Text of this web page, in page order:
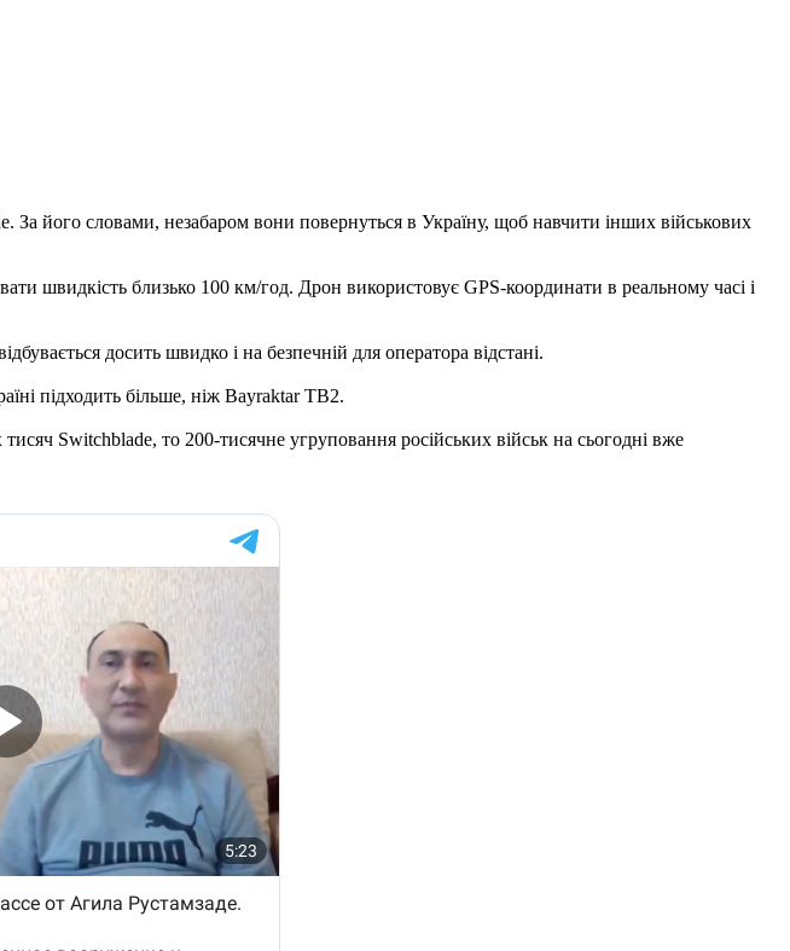
За його словами, незабаром вони повернуться в Україну, щоб навчити інших військових
швидкість близько 100 км/год. Дрон використовує GPS-координати в реальному часі і
досить швидко і на безпечній для оператора відстані.
підходить більше, ніж Bayraktar TB2.
Switchblade, то 200-тисячне угруповання російських військ на сьогодні вже